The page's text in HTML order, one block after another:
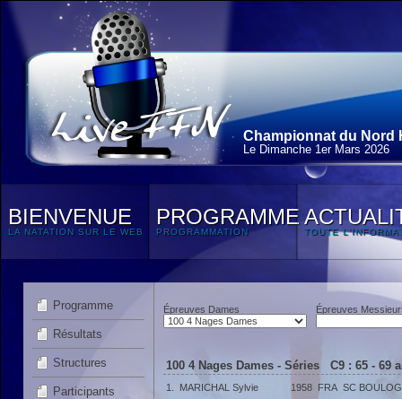
Championnat du Nord
Le Dimanche 1erMars 2026
BIENVENUE
LA NATATION SUR LE WEB
PROGRAMME
PROGRAMMATION TOUTE
Programme
Résultats
Structures
Participants
Épreuves Dames Épreuves
100 4 Nages Dames - Séries C9 : 65 - 69
1. MARICHAL Sylvie 1958 FRA SC